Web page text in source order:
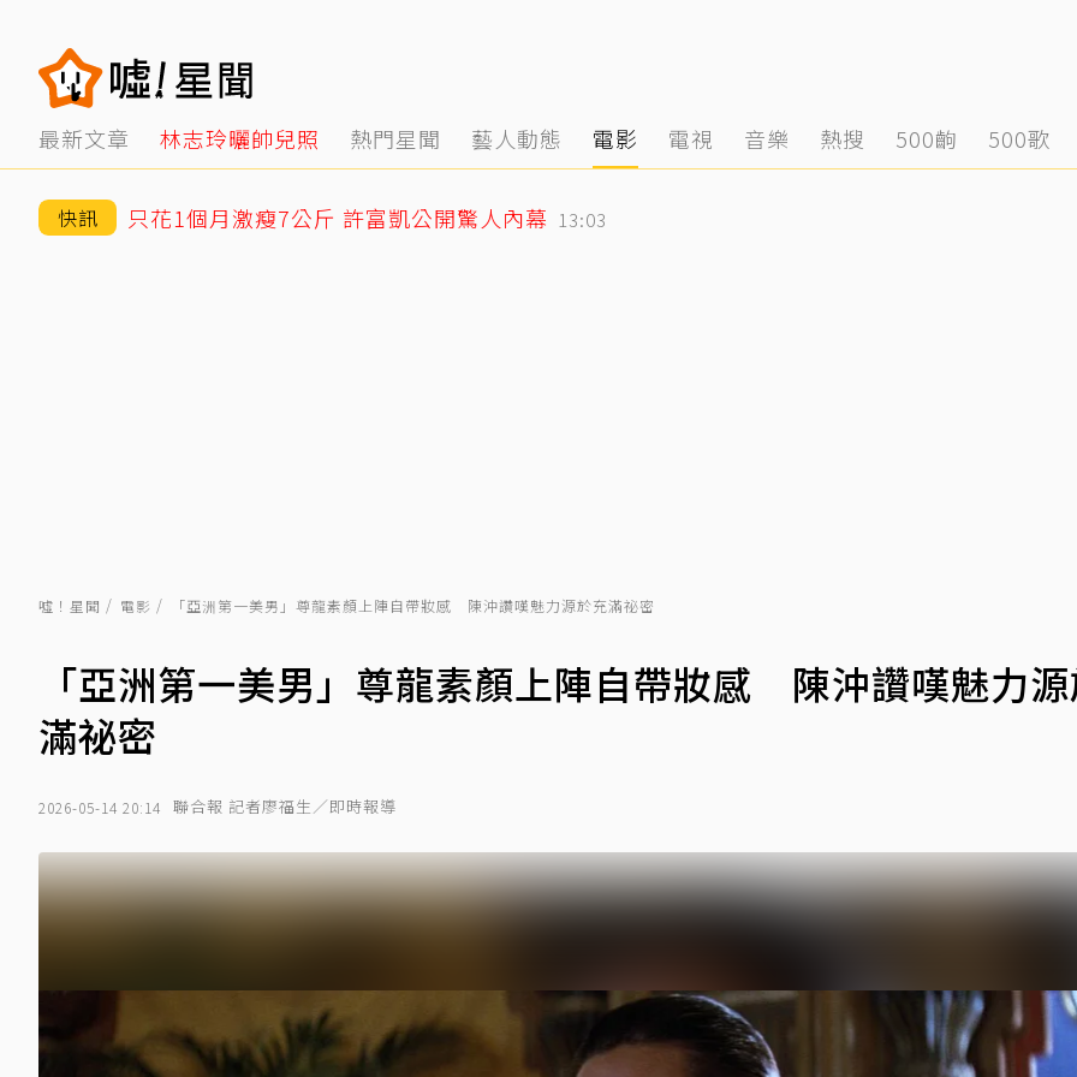
最新文章 林志玲曬帥兒照 熱門星聞 藝人動態 電影 電視 音樂 熱搜 500齣 500歌
快訊 只花1個月激瘦7公斤 許富凱公開驚人內幕 13:03
噓！星聞 電影 「亞洲第一美男」尊龍素顏上陣自帶妝感 陳沖讚嘆魅力源於充滿祕密
「亞洲第一美男」尊龍素顏上陣自帶妝感 陳沖讚嘆魅力
滿祕密
2026-05-14 20:14 聯合報 記者廖福生／即時報導